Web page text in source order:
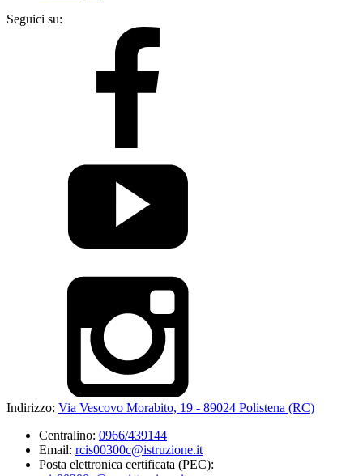
Seguici su:
Indirizzo: Via Vescovo Morabito, 19 - 89024 Polistena (RC)
Centralino: 0966/439144
Email: rcis00300c@istruzione.it
Posta elettronica certificata (PEC):